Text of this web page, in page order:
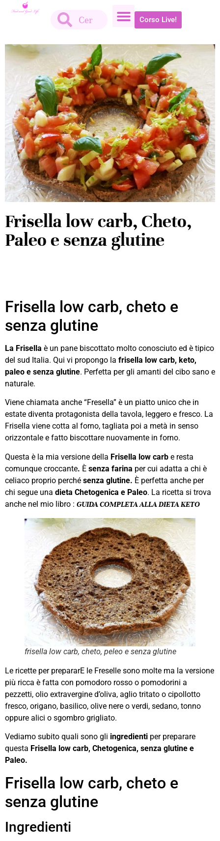
Corso Live!
Frisella low carb, Cheto,
Paleo e senza glutine
Frisella low carb, cheto e
senza glutine
La Frisella è un pane biscottato molto conosciuto ed è tipico
del sud Italia. Qui vi propongo la frisella low carb, keto,
paleo e senza glutine. Perfetta per gli amanti del cibo sano e
naturale.
Viene chiamata anche “Fresella” è un piatto unico che in
estate diventa protagonista della tavola, leggero e fresco. La
Frisella viene cotta al forno, tagliata poi a metà in senso
orizzontale e fatto biscottare nuovamente in forno.
Questa è la mia versione della Frisella low carb e resta
comunque croccante. È senza farina per cui adatta a chi è
celiaco proprio perché senza glutine. È perfetta anche per
chi segue una dieta Chetogenica e Paleo. La ricetta si trova
anche nel mio libro : GUIDA COMPLETA ALLA DIETA KETO
frisella low carb, cheto, peleo e senza glutine
Le ricette per prepararE le Freselle sono molte ma la versione
più ricca è fatta con pomodoro rosso o pomodorini a
pezzetti, olio extravergine d’oliva, aglio tritato o cipollotto
fresco, origano, basilico, olive nere o verdi, sedano, tonno
oppure alici o sgombro grigliato.
Vediamo subito quali sono gli ingredienti per preparare
questa Frisella low carb, Chetogenica, senza glutine e
Paleo.
Frisella low carb, cheto e
senza glutine
Ingredienti